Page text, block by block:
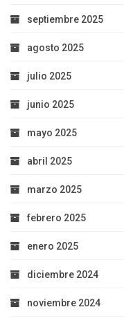
septiembre 2025
agosto 2025
julio 2025
junio 2025
mayo 2025
abril 2025
marzo 2025
febrero 2025
enero 2025
diciembre 2024
noviembre 2024